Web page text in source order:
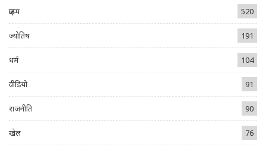
क्राइम 520
ज्योतिष 191
धर्म 104
वीडियो 91
राजनीति 90
खेल 76